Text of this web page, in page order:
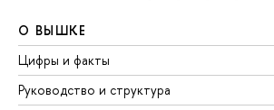
О ВЫШКЕ
Цифры и факты
Руководство и структура